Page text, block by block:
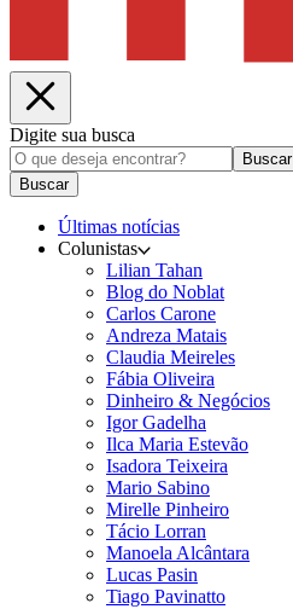
Digite sua busca
Buscar
Buscar
Últimas notícias
Colunistas
Lilian Tahan
Blog do Noblat
Carlos Carone
Andreza Matais
Claudia Meireles
Fábia Oliveira
Dinheiro & Negócios
Igor Gadelha
Ilca Maria Estevão
Isadora Teixeira
Mario Sabino
Mirelle Pinheiro
Tácio Lorran
Manoela Alcântara
Lucas Pasin
Tiago Pavinatto